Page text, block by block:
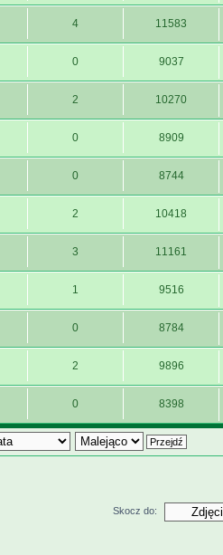
4 11583
0 9037
2 10270
0 8909
0 8744
2 10418
3 11161
1 9516
0 8784
2 9896
0 8398
Skocz do: